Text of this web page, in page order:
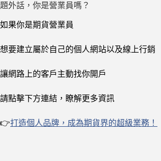
題外話，你是營業員嗎？
如果你是期貨營業員
想要建立屬於自己的個人網站以及線上行銷
讓網路上的客戶主動找你開戶
請點擊下方連結，瞭解更多資訊
👉打造個人品牌，成為期貨界的超級業務！